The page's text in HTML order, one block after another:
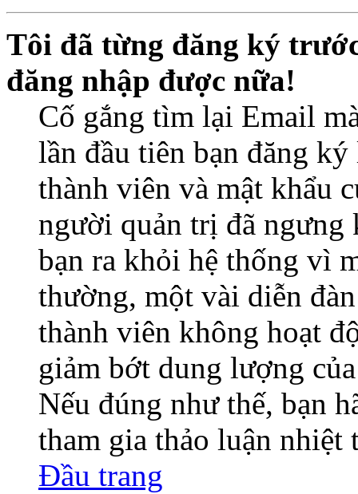
Tôi đã từng đăng ký
đăng nhập được nữa!
Cố gắng tìm lại Email
lần đầu tiên bạn đăng
thành viên và mật khẩu
người quản trị đã ngưng
bạn ra khỏi hệ thống vì
thường, một vài diễn
thành viên không hoạt
giảm bớt dung lượng
Nếu đúng như thế, bạn
tham gia thảo luận
Đầu trang